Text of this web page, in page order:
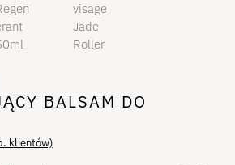
BALSAM DO
klientów)